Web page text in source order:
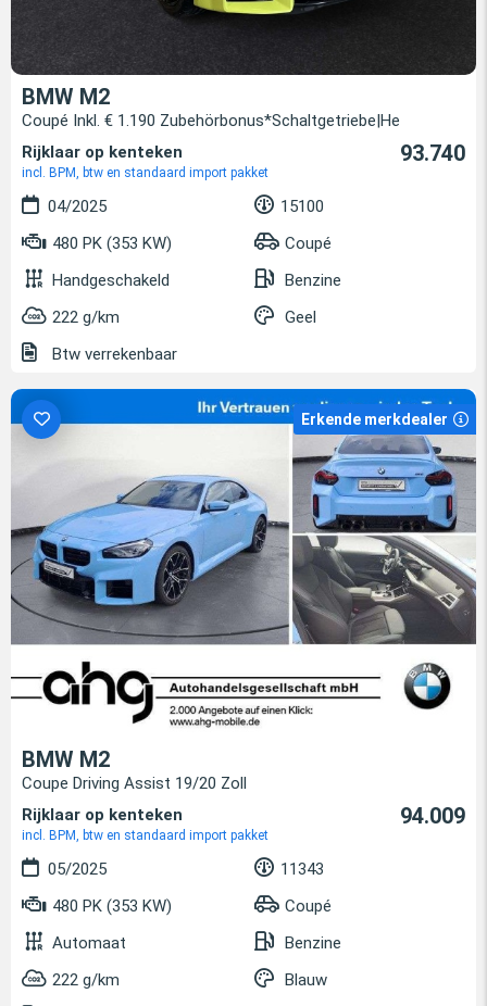
BMW M2
Coupé Inkl. € 1.190 Zubehörbonus*Schaltgetriebe|He
Rijklaar op kenteken
incl. BPM, btw en standaard import pakket
93.740
04/2025
15100
480 PK (353 KW)
Coupé
Handgeschakeld
Benzine
222 g/km
Geel
Btw verrekenbaar
Erkende merkdealer
BMW M2
Coupe Driving Assist 19/20 Zoll
Rijklaar op kenteken
incl. BPM, btw en standaard import pakket
94.009
05/2025
11343
480 PK (353 KW)
Coupé
Automaat
Benzine
222 g/km
Blauw